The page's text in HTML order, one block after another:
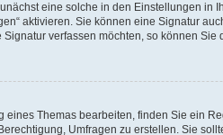
eine solche in den Einstellungen
aktivieren. Sie können eine Signatur
verfassen möchten, so können
Themas bearbeiten, finden Sie ein
Umfragen zu erstellen. Sie